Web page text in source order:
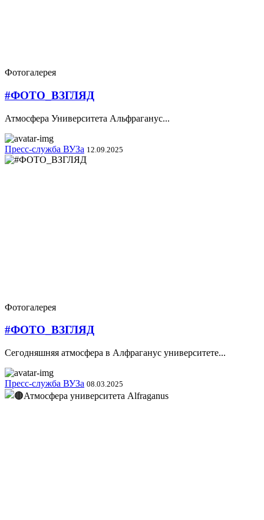
Фотогалерея
#ФОТО_ВЗГЛЯД
Атмосфера Университета Альфраганус...
Пресс-служба ВУЗа 12.09.2025
Фотогалерея
#ФОТО_ВЗГЛЯД
Сегодняшняя атмосфера в Алфраганус университете...
Пресс-служба ВУЗа 08.03.2025